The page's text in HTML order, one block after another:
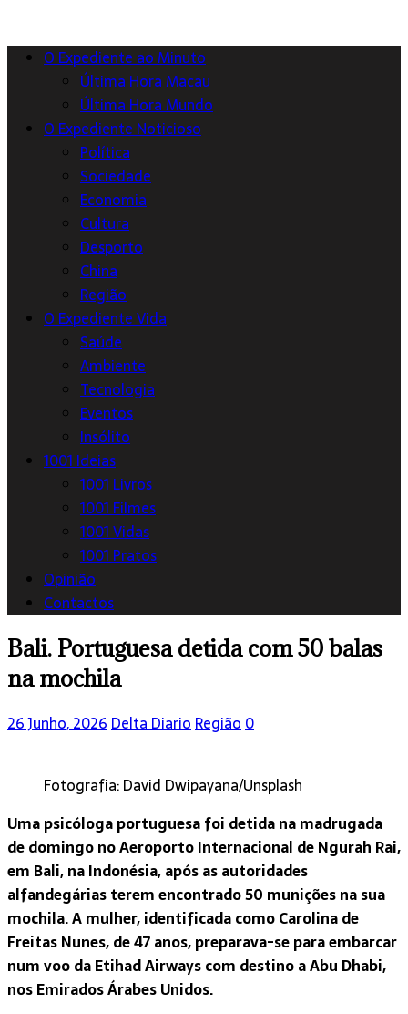
O Expediente ao Minuto
Última Hora Macau
Última Hora Mundo
O Expediente Noticioso
Política
Sociedade
Economia
Cultura
Desporto
China
Região
O Expediente Vida
Saúde
Ambiente
Tecnologia
Eventos
Insólito
1001 Ideias
1001 Livros
1001 Filmes
1001 Vidas
1001 Pratos
Opinião
Contactos
Bali. Portuguesa detida com 50 balas
na mochila
26 Junho, 2026 Delta Diario Região 0
Fotografia: David Dwipayana/Unsplash
Uma psicóloga portuguesa foi detida na madrugada
de domingo no Aeroporto Internacional de Ngurah Rai,
em Bali, na Indonésia, após as autoridades
alfandegárias terem encontrado 50 munições na sua
mochila. A mulher, identificada como Carolina de
Freitas Nunes, de 47 anos, preparava-se para embarcar
num voo da Etihad Airways com destino a Abu Dhabi,
nos Emirados Árabes Unidos.